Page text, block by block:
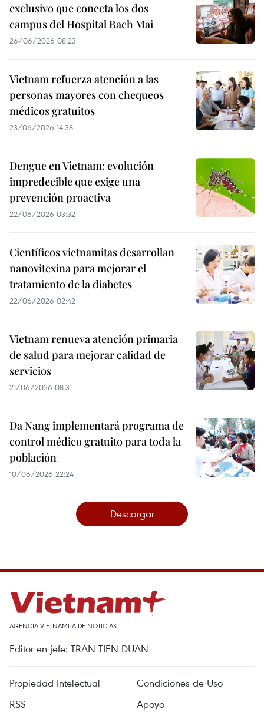
exclusivo que conecta los dos
campus del Hospital Bach Mai
26/06/2026 08:23
Vietnam refuerza atención a las
personas mayores con chequeos
médicos gratuitos
23/06/2026 14:38
Dengue en Vietnam: evolución
impredecible que exige una
prevención proactiva
22/06/2026 03:32
Científicos vietnamitas desarrollan
nanovitexina para mejorar el
tratamiento de la diabetes
22/06/2026 02:42
Vietnam renueva atención primaria
de salud para mejorar calidad de
servicios
21/06/2026 08:31
Da Nang implementará programa de
control médico gratuito para toda la
población
10/06/2026 22:24
Descargar
AGENCIA VIETNAMITA DE NOTICIAS
Editor en jefe: TRAN TIEN DUAN
Propiedad Intelectual
Condiciones de Uso
RSS
Apoyo